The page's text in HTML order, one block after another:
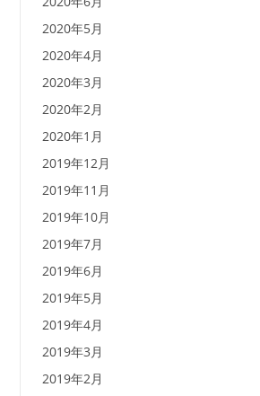
2020年5月
2020年4月
2020年3月
2020年2月
2020年1月
2019年12月
2019年11月
2019年10月
2019年7月
2019年6月
2019年5月
2019年4月
2019年3月
2019年2月